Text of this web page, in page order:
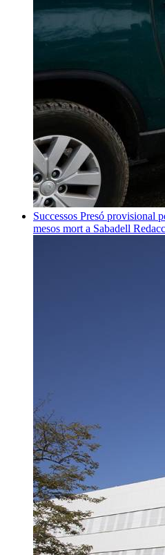
Successos Presó provisional
mesos mort a Sabadell